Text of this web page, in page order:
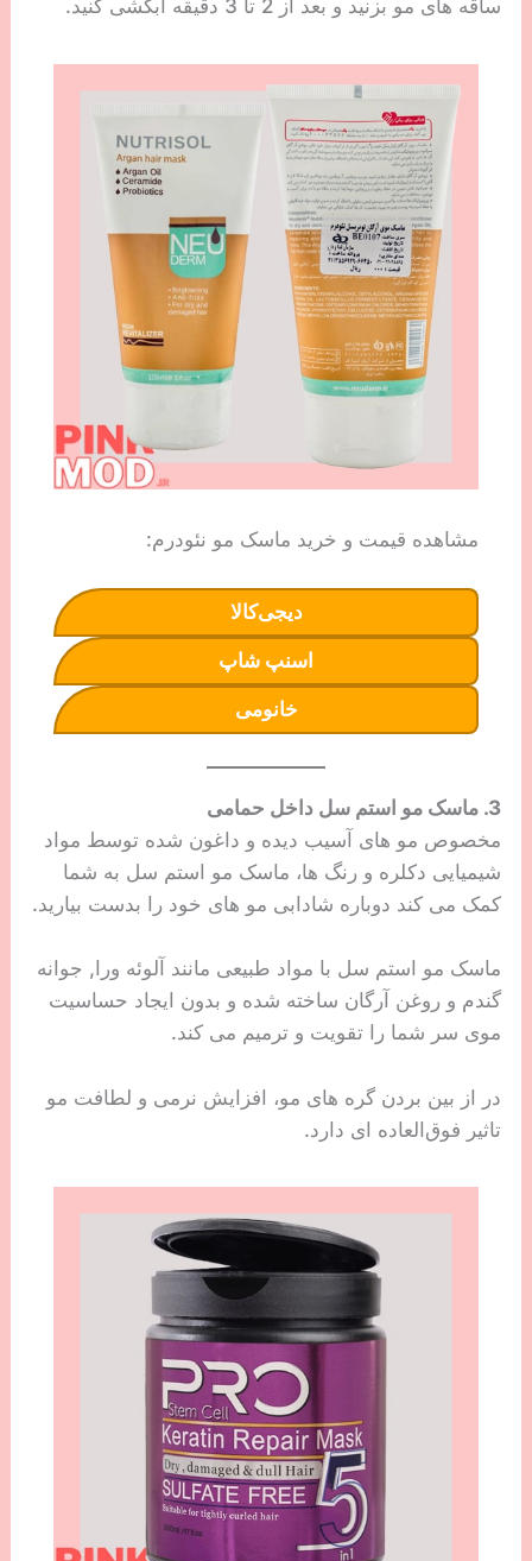
ساقه های مو بزنید و بعد از 2 تا 3 دقیقه آبکشی کنید.
مشاهده قیمت و خرید ماسک مو نئودرم:
دیجی‌کالا
اسنپ شاپ
خانومی
3. ماسک مو استم سل داخل حمامی
مخصوص مو های آسیب دیده و داغون شده توسط مواد
شیمیایی دکلره و رنگ ها، ماسک مو استم سل به شما
کمک می کند دوباره شادابی مو های خود را بدست بیارید.
ماسک مو استم سل با مواد طبیعی مانند آلوئه ورا, جوانه
گندم و روغن آرگان ساخته شده و بدون ایجاد حساسیت
موی سر شما را تقویت و ترمیم می کند.
در از بین بردن گره های مو، افزایش نرمی و لطافت مو
تاثیر فوق‌العاده ای دارد.